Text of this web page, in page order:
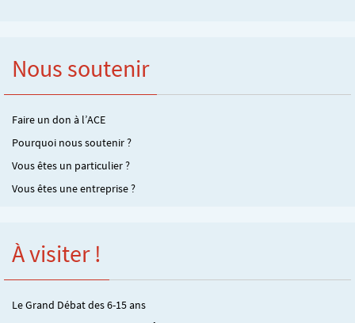
Nous soutenir
Faire un don à l’ACE
Pourquoi nous soutenir ?
Vous êtes un particulier ?
Vous êtes une entreprise ?
À visiter !
Le Grand Débat des 6-15 ans